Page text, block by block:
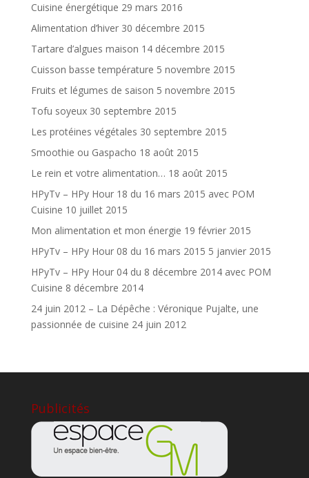
Cuisine énergétique 29 mars 2016
Alimentation d’hiver 30 décembre 2015
Tartare d’algues maison 14 décembre 2015
Cuisson basse température 5 novembre 2015
Fruits et légumes de saison 5 novembre 2015
Tofu soyeux 30 septembre 2015
Les protéines végétales 30 septembre 2015
Smoothie ou Gaspacho 18 août 2015
Le rein et votre alimentation… 18 août 2015
HPyTv – HPy Hour 18 du 16 mars 2015 avec POM
Cuisine 10 juillet 2015
Mon alimentation et mon énergie 19 février 2015
HPyTv – HPy Hour 08 du 16 mars 2015 5 janvier 2015
HPyTv – HPy Hour 04 du 8 décembre 2014 avec POM
Cuisine 8 décembre 2014
24 juin 2012 – La Dépêche : Véronique Pujalte, une
passionnée de cuisine 24 juin 2012
Publicités